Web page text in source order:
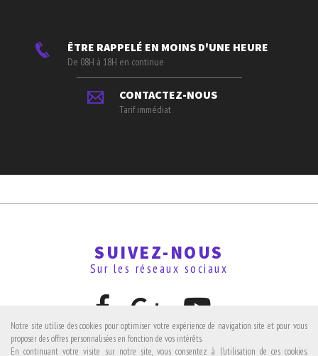
ÊTRE RAPPELÉ EN MOINS D'UNE HEURE
De 08H à 18H en continue
CONTACTEZ-NOUS
Tarif immédiat
SUIVEZ-NOUS
Sur les réseaux sociaux
Notre site utilise des cookies pour optimiser votre expérience de navigation site et pour vous
proposer des offres personnalisées en fonction de vos intérêts.
En continuant votre visite sur notre site, vous consentez à l'utilisation de ces cookies.